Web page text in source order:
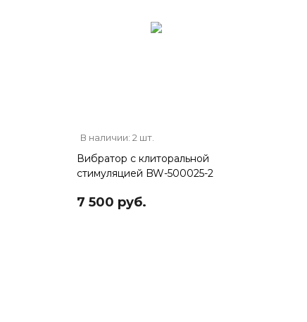
В наличии: 2 шт.
Вибратор с клиторальной
стимуляцией BW-500025-2
7 500 руб.